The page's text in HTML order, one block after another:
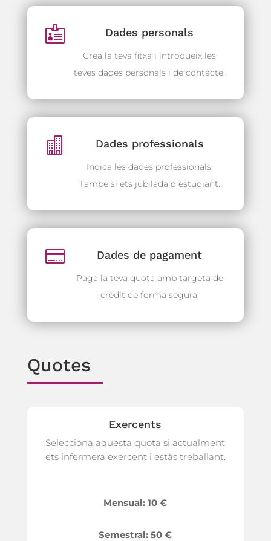
 Dades personals
Crea la teva fitxa i introdueix les
teves dades personals i de contacte.
 Dades professionals
Indica les dades professionals.
També si ets jubilada o estudiant.
 Dades de pagament
Paga la teva quota amb targeta de
crèdit de forma segura.
Quotes
Exercents
Selecciona aquesta quota si actualment
ets infermera exercent i estàs treballant.
Mensual: 10 €
Semestral: 50 €